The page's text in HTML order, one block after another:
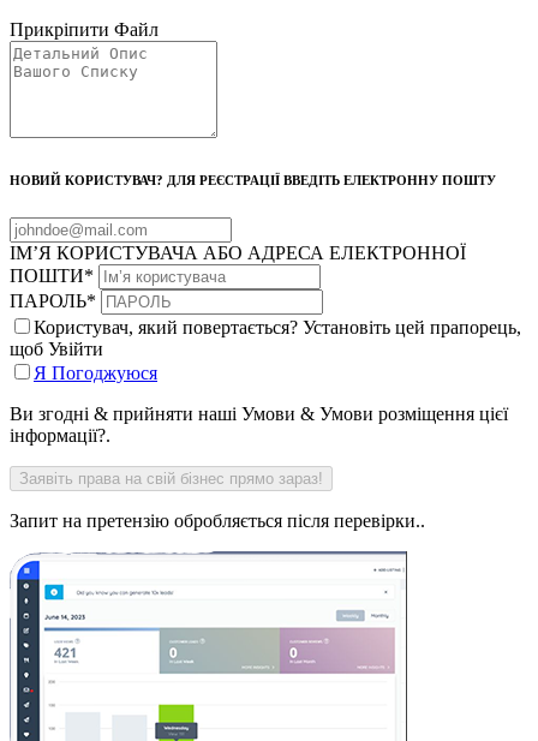
Прикріпити Файл
НОВИЙ КОРИСТУВАЧ? ДЛЯ РЕЄСТРАЦІЇ ВВЕДІТЬ ЕЛЕКТРОННУ ПОШТУ
ІМ’Я КОРИСТУВАЧА АБО АДРЕСА ЕЛЕКТРОННОЇ
ПОШТИ*
ПАРОЛЬ*
Користувач, який повертається? Установіть цей прапорець,
щоб Увійти
Я Погоджуюся
Ви згодні & прийняти наші Умови & Умови розміщення цієї
інформації?.
Запит на претензію обробляється після перевірки..